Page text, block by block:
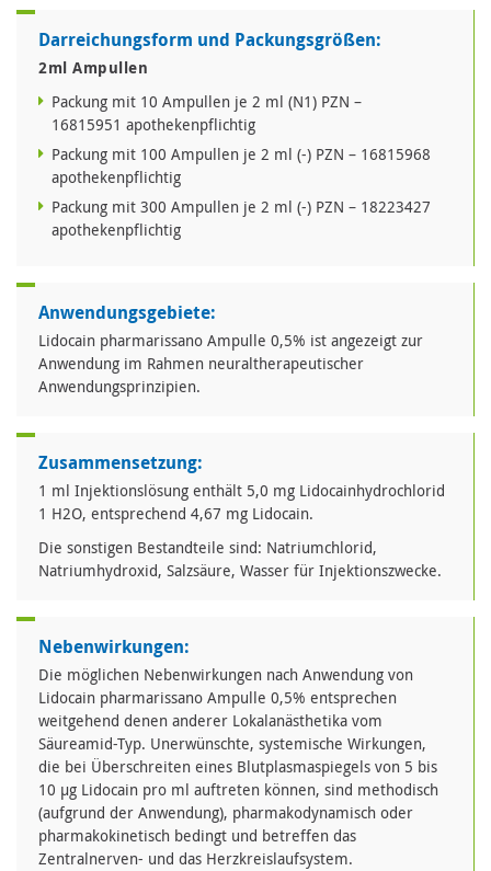
Darreichungsform und Packungsgrößen:
2ml Ampullen
Packung mit 10 Ampullen je 2 ml (N1) PZN –
16815951 apothekenpflichtig
Packung mit 100 Ampullen je 2 ml (-) PZN – 16815968
apothekenpflichtig
Packung mit 300 Ampullen je 2 ml (-) PZN – 18223427
apothekenpflichtig
Anwendungsgebiete:
Lidocain pharmarissano Ampulle 0,5% ist angezeigt zur
Anwendung im Rahmen neuraltherapeutischer
Anwendungsprinzipien.
Zusammensetzung:
1 ml Injektionslösung enthält 5,0 mg Lidocainhydrochlorid
1 H2O, entsprechend 4,67 mg Lidocain.
Die sonstigen Bestandteile sind: Natriumchlorid,
Natriumhydroxid, Salzsäure, Wasser für Injektionszwecke.
Nebenwirkungen:
Die möglichen Nebenwirkungen nach Anwendung von
Lidocain pharmarissano Ampulle 0,5% entsprechen
weitgehend denen anderer Lokalanästhetika vom
Säureamid-Typ. Unerwünschte, systemische Wirkungen,
die bei Überschreiten eines Blutplasmaspiegels von 5 bis
10 µg Lidocain pro ml auftreten können, sind methodisch
(aufgrund der Anwendung), pharmakodynamisch oder
pharmakokinetisch bedingt und betreffen das
Zentralnerven- und das Herzkreislaufsystem.